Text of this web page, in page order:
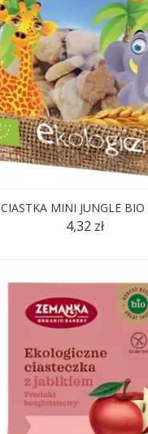
CIASTKA MINI JUNGLE BIO
4,32 zł